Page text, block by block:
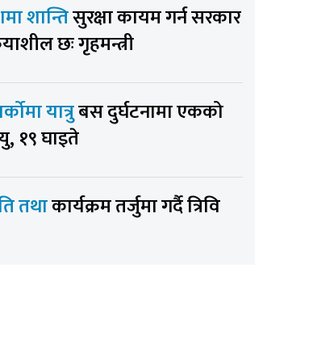
शान्तिसुरक्षा कायम गर्न सरकार
छः गृहमन्त्री
यात्रुबस दुर्घटनामा एकको
१९ घाइते
तथाकार्यक्रम तर्जुमा गर्दै त्रिवि